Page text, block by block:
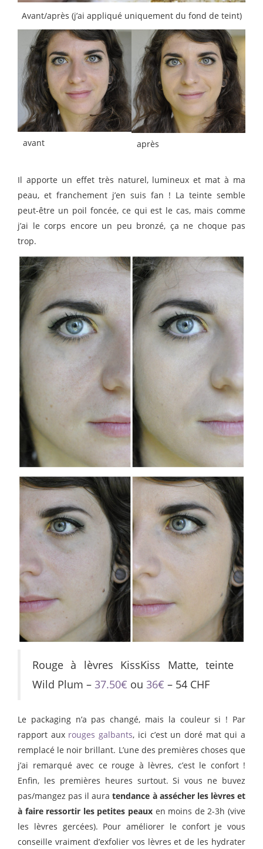
Avant/après (j’ai appliqué uniquement du fond de teint)
avant après
Il apporte un effet très naturel, lumineux et mat à ma
peau, et franchement j’en suis fan ! La teinte semble
peut-être un poil foncée, ce qui est le cas, mais comme
j’ai le corps encore un peu bronzé, ça ne choque pas
trop.
Rouge à lèvres KissKiss Matte, teinte
Wild Plum – 37.50€ ou 36€ – 54 CHF
Le packaging n’a pas changé, mais la couleur si ! Par
rapport aux rouges galbants, ici c’est un doré mat qui a
remplacé le noir brillant. L’une des premières choses que
j’ai remarqué avec ce rouge à lèvres, c’est le confort !
Enfin, les premières heures surtout. Si vous ne buvez
pas/mangez pas il aura tendance à assécher les lèvres et
à faire ressortir les petites peaux en moins de 2-3h (vive
les lèvres gercées). Pour améliorer le confort je vous
conseille vraiment d’exfolier vos lèvres et de les hydrater